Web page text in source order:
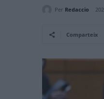
Per Redaccio
Comparteix